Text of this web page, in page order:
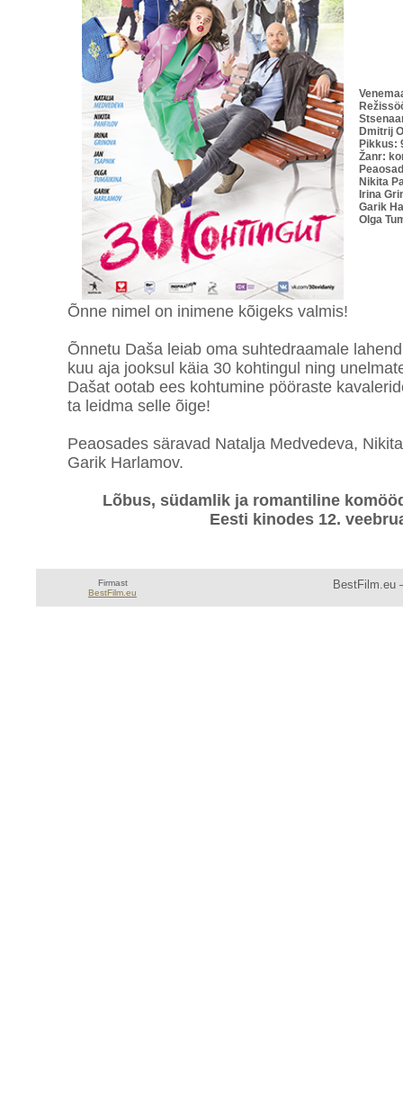
Dmitrij
Pikkus:
Žanr:
Nikita
Irina
Garik
Olga
Õnne nimel on inimene kõigeks valmis!
Õnnetu Daša leiab oma suhtedraamale
kuu aja jooksul käia 30 kohtingul ning
Dašat ootab ees kohtumine pööraste
ta leidma selle õige!
Peaosades säravad Natalja Medvedeva,
Garik Harlamov.
Lõbus, südamlik ja romantiline
Eesti kinodes 12.
Firmast
BestFilm.eu
BestFilm.eu